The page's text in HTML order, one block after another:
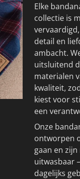
Elke
collectie is
detail en
ambacht.
uitsluitend
materialen
kwaliteit,
kiest voor
een
Onze
ontworpen
gaan en
uitwasbaar
dagelijks